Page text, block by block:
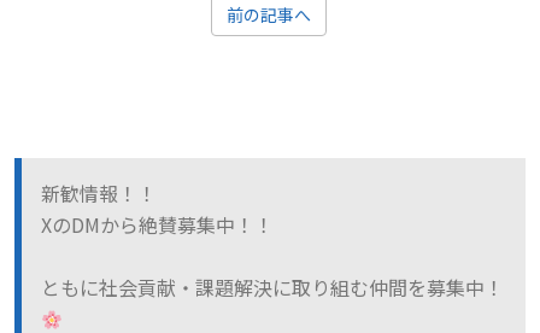
前の記事へ
新歓情報！！
XのDMから絶賛募集中！！
ともに社会貢献・課題解決に取り組む仲間を募集中！